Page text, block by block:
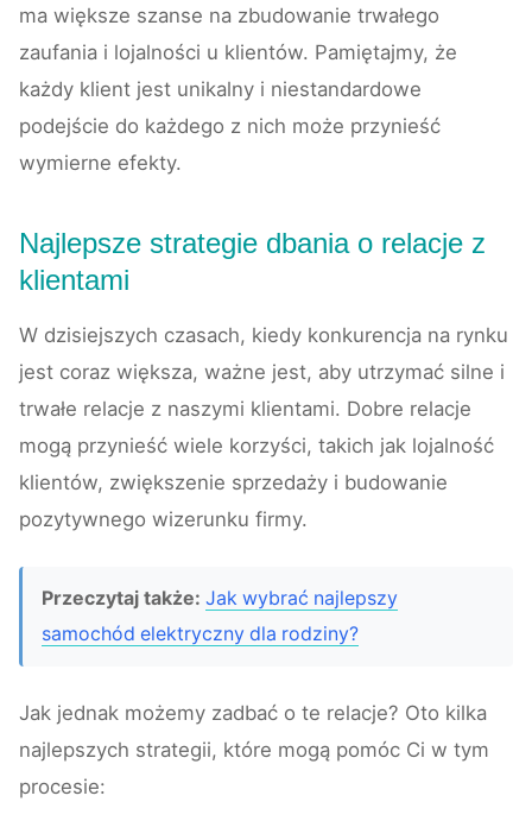
ma większe szanse na zbudowanie trwałego
zaufania i lojalności u klientów. Pamiętajmy, że
każdy klient jest unikalny i niestandardowe
podejście do każdego z nich może przynieść
wymierne efekty.
Najlepsze strategie dbania o relacje z
klientami
W dzisiejszych czasach, kiedy konkurencja na rynku
jest coraz większa, ważne jest, aby utrzymać silne i
trwałe relacje z naszymi klientami. Dobre relacje
mogą przynieść wiele korzyści, takich jak lojalność
klientów, zwiększenie sprzedaży i budowanie
pozytywnego wizerunku firmy.
Przeczytaj także: Jak wybrać najlepszy
samochód elektryczny dla rodziny?
Jak jednak możemy zadbać o te relacje? Oto kilka
najlepszych strategii, które mogą pomóc Ci w tym
procesie: